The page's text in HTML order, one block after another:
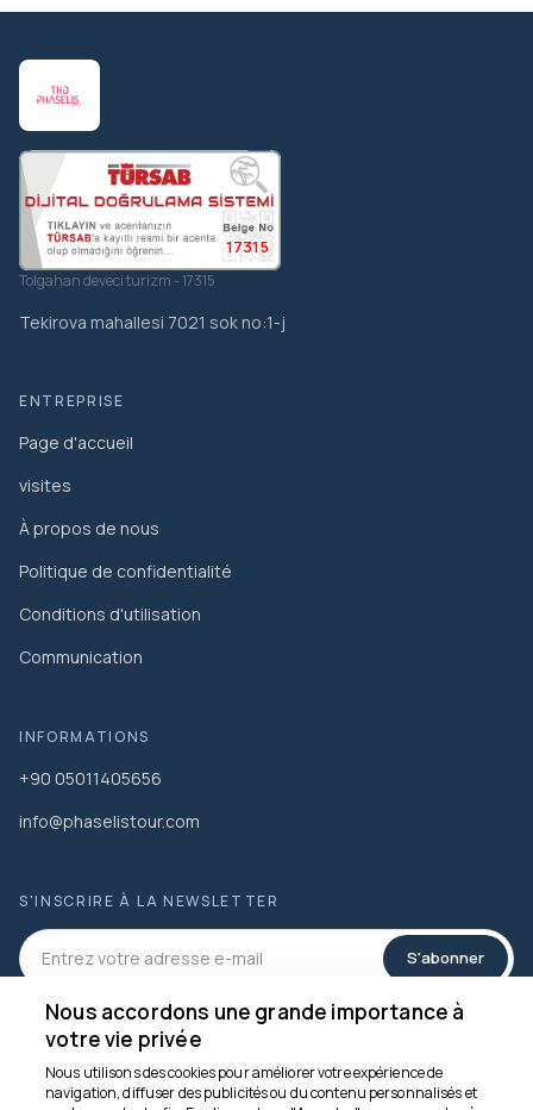
17315
Tolgahan deveci turizm - 17315
Tekirova mahallesi 7021 sok no:1-j
ENTREPRISE
Page d'accueil
visites
À propos de nous
Politique de confidentialité
Conditions d'utilisation
Communication
INFORMATIONS
+90 05011405656
info@phaselistour.com
S'INSCRIRE À LA NEWSLETTER
S'abonner
RÉSEAUX SOCIAUX
Nous accordons une grande importance à
votre vie privée
Nous utilisons des cookies pour améliorer votre expérience de
navigation, diffuser des publicités ou du contenu personnalisés et
Nous sommes là pour